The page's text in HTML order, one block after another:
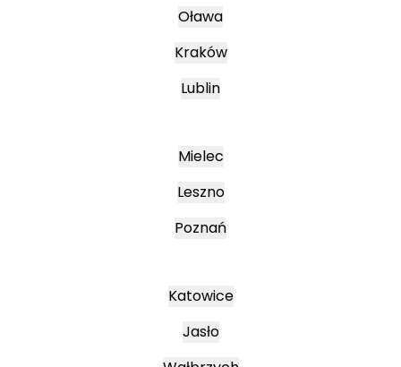
Oława
Kraków
Lublin
Mielec
Leszno
Poznań
Katowice
Jasło